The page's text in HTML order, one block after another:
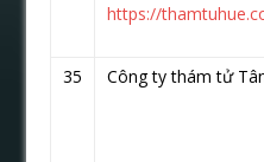
https://
35 Công ty thám tử